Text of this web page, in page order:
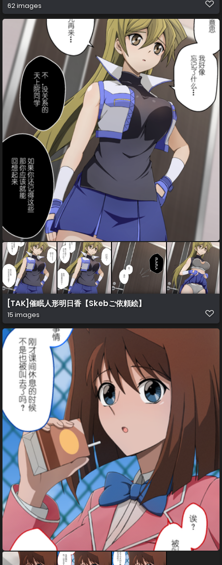
62 images
[TAK]催眠人形明日香【Skebご依頼絵】
15 images